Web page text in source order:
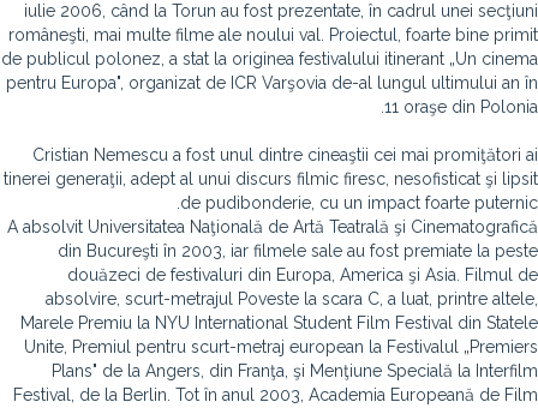
iulie 2006, când la Torun au fost prezentate, în cadrul unei secţiuni
româneşti, mai multe filme ale noului val. Proiectul, foarte bine primit
de publicul polonez, a stat la originea festivalului itinerant „Un cinema
pentru Europa", organizat de ICR Varşovia de-al lungul ultimului an în
11 oraşe din Polonia.
Cristian Nemescu a fost unul dintre cineaştii cei mai promiţători ai
tinerei generaţii, adept al unui discurs filmic firesc, nesofisticat şi lipsit
de pudibonderie, cu un impact foarte puternic.
A absolvit Universitatea Naţională de Artă Teatrală şi Cinematografică
din Bucureşti în 2003, iar filmele sale au fost premiate la peste
douăzeci de festivaluri din Europa, America şi Asia. Filmul de
absolvire, scurt-metrajul Poveste la scara C, a luat, printre altele,
Marele Premiu la NYU International Student Film Festival din Statele
Unite, Premiul pentru scurt-metraj european la Festivalul „Premiers
Plans" de la Angers, din Franţa, şi Menţiune Specială la Interfilm
Festival, de la Berlin. Tot în anul 2003, Academia Europeană de Film